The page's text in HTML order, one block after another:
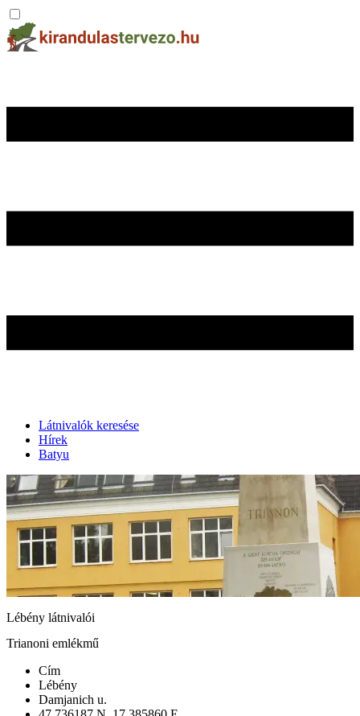
Látnivalók keresése
Hírek
Batyu
Lébény látnivalói
Trianoni emlékmű
Cím
Lébény
Damjanich u.